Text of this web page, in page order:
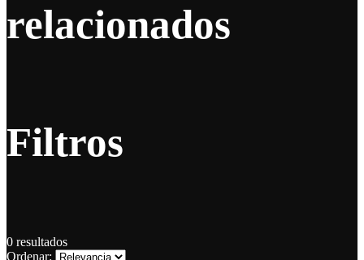
relacionados
Filtros
0 resultados
Ordenar: